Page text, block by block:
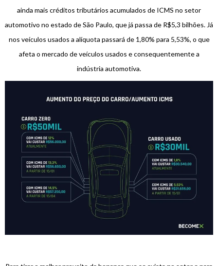
ainda mais créditos tributários acumulados de ICMS no setor
automotivo no estado de São Paulo, que já passa de R$5,3 bilhões. Já
nos veículos usados a alíquota passará de 1,80% para 5,53%, o que
afeta o mercado de veículos usados e consequentemente a
indústria automotiva.